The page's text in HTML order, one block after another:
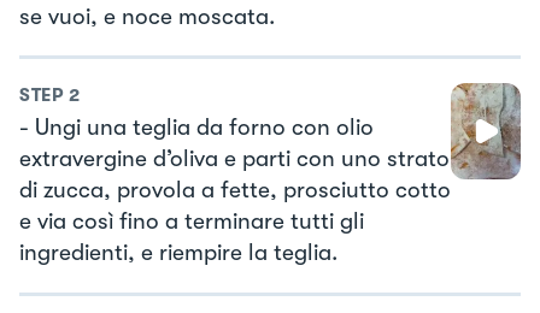
se vuoi, e noce moscata.
STEP 2
- Ungi una teglia da forno con olio
extravergine d’oliva e parti con uno strato
di zucca, provola a fette, prosciutto cotto
e via così fino a terminare tutti gli
ingredienti, e riempire la teglia.